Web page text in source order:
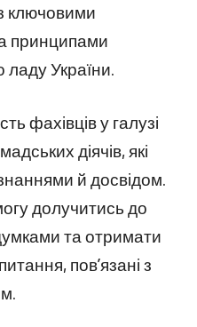
ключовими
принципами
ладу України.
фахівців у галузі
діячів, які
й досвідом.
долучитись до
та отримати
пов’язані з